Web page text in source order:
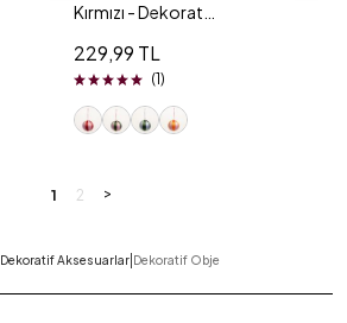
Kırmızı - Dekoratif
229,99 TL
(1)
1 2 >
Dekoratif Aksesuarlar Dekoratif Obje